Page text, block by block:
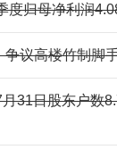
度归母净利润
议高楼竹制脚
31日股东户数